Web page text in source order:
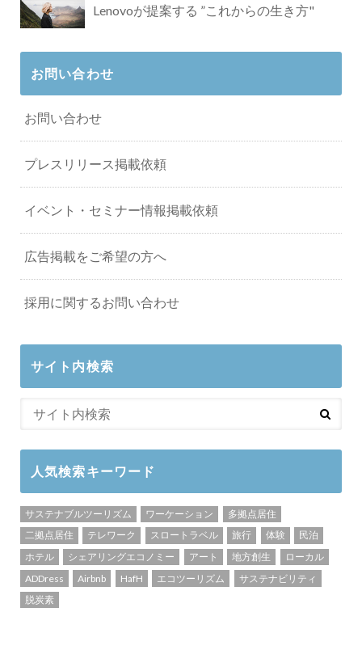
Lenovoが提案する ”これからの生き方"
お問い合わせ
お問い合わせ
プレスリリース掲載依頼
イベント・セミナー情報掲載依頼
広告掲載をご希望の方へ
採用に関するお問い合わせ
サイト内検索
人気検索キーワード
サステナブルツーリズム ワーケーション
多拠点居住
二拠点居住
テレワーク スロートラベル 旅行 体験
民泊
ホテル
シェアリングエコノミー アート 地方創生
ローカル
ADDress
Airbnb HafH エコツーリズム
サステナビリティ
脱炭素